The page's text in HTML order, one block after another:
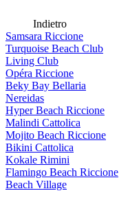
Indietro
Samsara Riccione
Turquoise Beach Club
Living Club
Opéra Riccione
Beky Bay Bellaria
Nereidas
Hyper Beach Riccione
Malindi Cattolica
Mojito Beach Riccione
Bikini Cattolica
Kokale Rimini
Flamingo Beach Riccione
Beach Village